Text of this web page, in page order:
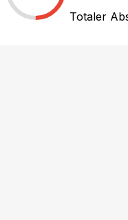
Totaler